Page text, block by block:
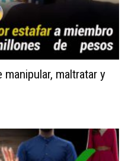
maltratar y